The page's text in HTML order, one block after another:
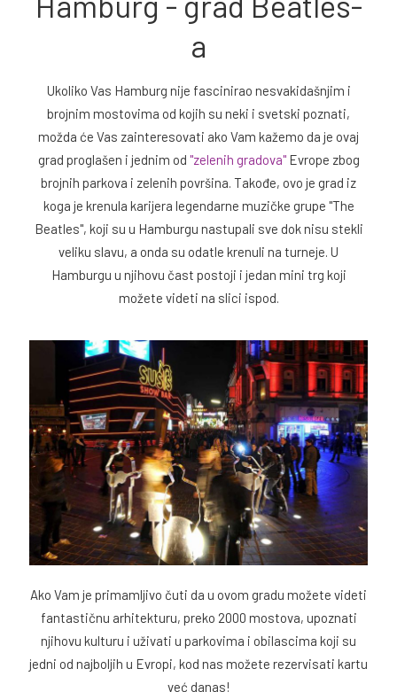
a
Ukoliko Vas Hamburg nije fascinirao nesvakidašnjim i
brojnim mostovima od kojih su neki i svetski poznati,
možda će Vas zainteresovati ako Vam kažemo da je ovaj
grad proglašen i jednim od "zelenih gradova"Evrope zbog
brojnih parkova i zelenih površina. Takođe, ovo je grad iz
koga je krenula karijera legendarne muzičke grupe "The
Beatles", koji su u Hamburgu nastupali sve dok nisu stekli
veliku slavu, a onda su odatle krenuli na turneje. U
Hamburgu u njihovu čast postoji i jedan mini trg koji
možete videti na slici ispod.
Ako Vam je primamljivo čuti da u ovom gradu možete videti
fantastičnu arhitekturu, preko 2000 mostova, upoznati
njihovu kulturu i uživati u parkovima i obilascima koji su
jedni od najboljih u Evropi, kod nas možete rezervisati kartu
već danas!